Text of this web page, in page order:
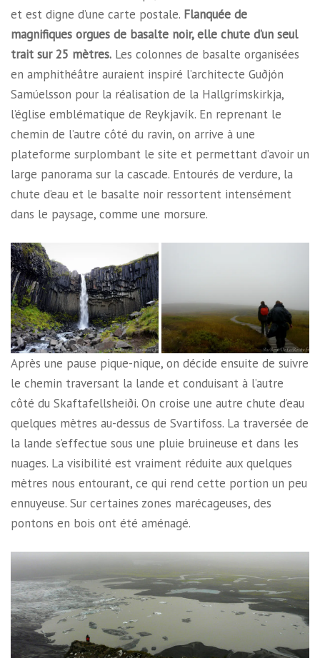
et est digne d’une carte postale. Flanquée de
magnifiques orgues de basalte noir, elle chute d’un seul
trait sur 25 mètres. Les colonnes de basalte organisées
en amphithéâtre auraient inspiré l’architecte Guðjón
Samúelsson pour la réalisation de la Hallgrímskirkja,
l’église emblématique de Reykjavík. En reprenant le
chemin de l’autre côté du ravin, on arrive à une
plateforme surplombant le site et permettant d’avoir un
large panorama sur la cascade. Entourés de verdure, la
chute d’eau et le basalte noir ressortent intensément
dans le paysage, comme une morsure.
Après une pause pique-nique, on décide ensuite de suivre
le chemin traversant la lande et conduisant à l’autre
côté du Skaftafellsheiði. On croise une autre chute d’eau
quelques mètres au-dessus de Svartifoss. La traversée de
la lande s’effectue sous une pluie bruineuse et dans les
nuages. La visibilité est vraiment réduite aux quelques
mètres nous entourant, ce qui rend cette portion un peu
ennuyeuse. Sur certaines zones marécageuses, des
pontons en bois ont été aménagé.